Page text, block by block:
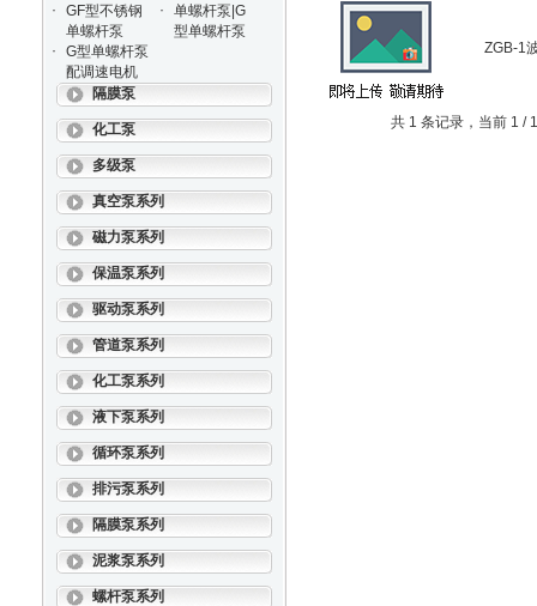
·
GF型不锈钢
单螺杆泵
·
单螺杆泵|G
型单螺杆泵
·
G型单螺杆泵
配调速电机
隔膜泵
化工泵
多级泵
真空泵系列
磁力泵系列
保温泵系列
驱动泵系列
管道泵系列
化工泵系列
液下泵系列
循环泵系列
排污泵系列
隔膜泵系列
泥浆泵系列
螺杆泵系列
ZGB-1
共 1 条记录，当前 1